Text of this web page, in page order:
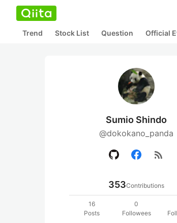
Trend Stock List Question Official
Sumio Shindo
@dokokano_panda
rss_feed
353Contributions
16
Posts
0
Followees